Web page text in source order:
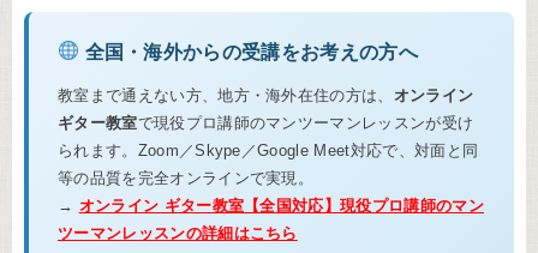
全国・海外からの受講をお考えの方へ
教室まで通えない方、地方・海外在住の方は、 オンライン
ギター教室で現役プロ講師のマンツーマンレッスンが受け
られます。Zoom／Skype／Google Meet対応で、対面と同
等の品質を完全オンラインで実現。
→ オンライン ギター教室【全国対応】現役プロ講師のマン
ツーマンレッスンの詳細はこちら